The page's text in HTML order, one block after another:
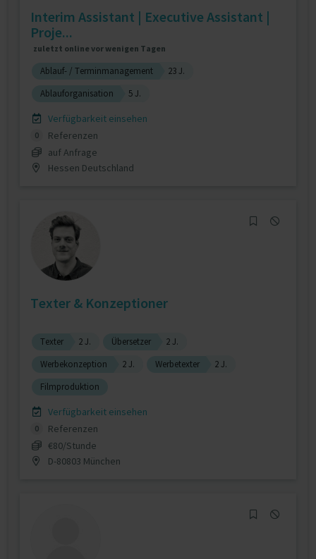
Interim Assistant | Executive Assistant |
Proje...
zuletzt online vor wenigen Tagen
Ablauf- / Terminmanagement
23 J.
Ablauforganisation
5 J.
Verfügbarkeit einsehen
0
Referenzen
auf Anfrage
Hessen Deutschland
Texter & Konzeptioner
Texter 2 J. Übersetzer
2 J.
Werbekonzeption
2 J. Werbetexter
2 J.
Filmproduktion
Verfügbarkeit einsehen
0
Referenzen
€80/Stunde
D-80803 München